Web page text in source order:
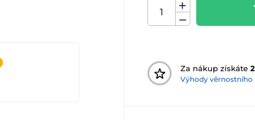
Za nákup získáte
Výhody věrnostního